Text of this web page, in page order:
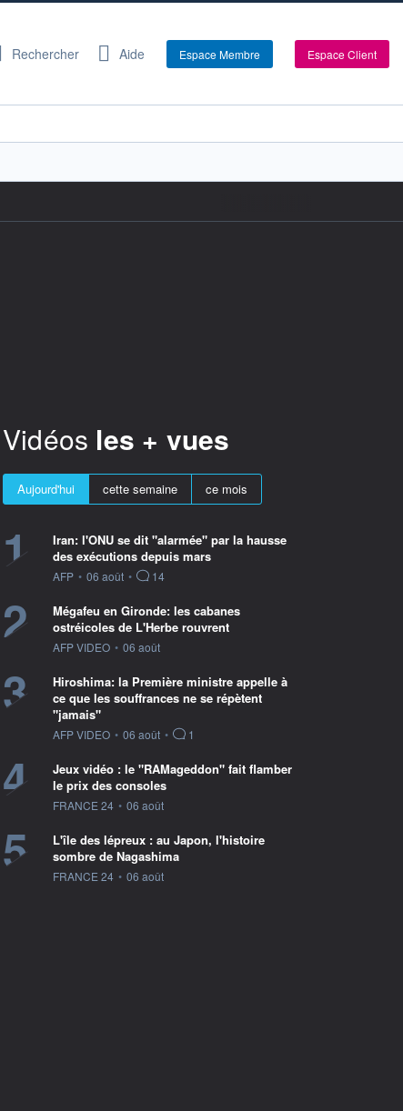
Rechercher Aide Espace Membre Espace Client
Vidéos les + vues
Aujourd'hui cette semaine ce mois
1
Iran: l'ONU se dit "alarmée" par la hausse
des exécutions depuis mars
information fournie par
AFP • 06 août • 14
2
Mégafeu en Gironde: les cabanes
ostréicoles de L'Herbe rouvrent
information fournie par
AFP VIDEO • 06 août
3
Hiroshima: la Première ministre appelle à
ce que les souffrances ne se répètent
"jamais"
information fournie par
AFP VIDEO • 06 août • 1
4
Jeux vidéo : le "RAMageddon" fait flamber
le prix des consoles
information fournie par
FRANCE 24 • 06 août
5
L'île des lépreux : au Japon, l'histoire
sombre de Nagashima
information fournie par
FRANCE 24 • 06 août